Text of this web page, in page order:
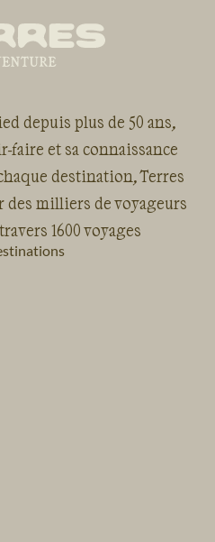
depuis plus de 50 ans,
faire et sa connaissance
destination, Terres
des milliers de voyageurs
1600 voyages